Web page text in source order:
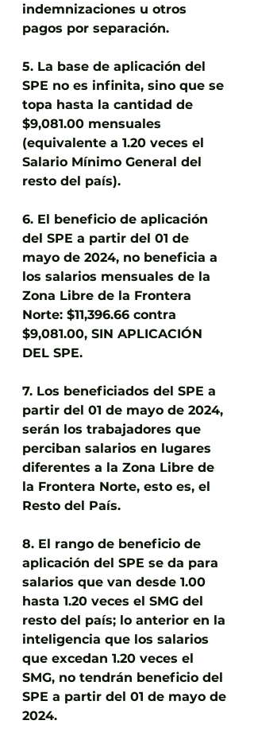
indemnizaciones u otros
pagos por separación.
5. La base de aplicación del
SPE no es infinita, sino que se
topa hasta la cantidad de
$9,081.00 mensuales
(equivalente a 1.20 veces el
Salario Mínimo General del
resto del país).
6. El beneficio de aplicación
del SPE a partir del 01 de
mayo de 2024, no beneficia a
los salarios mensuales de la
Zona Libre de la Frontera
Norte: $11,396.66 contra
$9,081.00, SIN APLICACIÓN
DEL SPE.
7. Los beneficiados del SPE a
partir del 01 de mayo de 2024,
serán los trabajadores que
perciban salarios en lugares
diferentes a la Zona Libre de
la Frontera Norte, esto es, el
Resto del País.
8. El rango de beneficio de
aplicación del SPE se da para
salarios que van desde 1.00
hasta 1.20 veces el SMG del
resto del país; lo anterior en la
inteligencia que los salarios
que excedan 1.20 veces el
SMG, no tendrán beneficio del
SPE a partir del 01 de mayo de
2024.